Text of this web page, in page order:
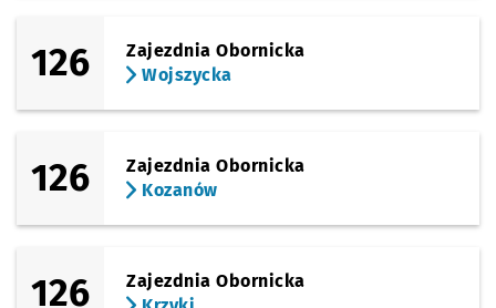
126
Zajezdnia Obornicka
Wojszycka
126
Zajezdnia Obornicka
Kozanów
126
Zajezdnia Obornicka